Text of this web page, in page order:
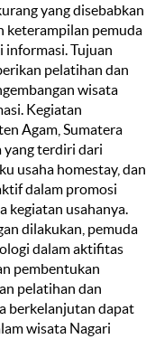
yang disebabkan
keterampilan pemuda
informasi. Tujuan
pelatihan dan
wisata
Kegiatan
Agam, Sumatera
yang terdiri dari
usaha homestay, dan
dalam promosi
kegiatan usahanya.
dilakukan, pemuda
dalam aktifitas
pembentukan
pelatihan dan
berkelanjutan dapat
wisata Nagari